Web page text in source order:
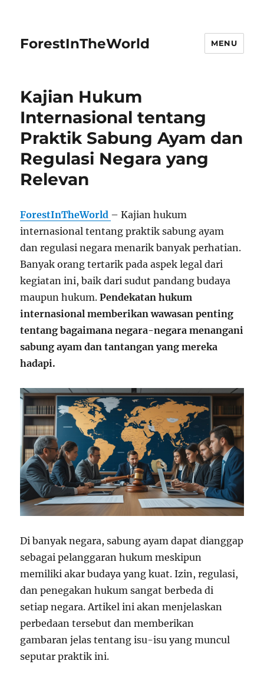
ForestInTheWorld MENU
Kajian Hukum
Internasional tentang
Praktik Sabung Ayam dan
Regulasi Negara yang
Relevan
ForestInTheWorld – Kajian hukum
internasional tentang praktik sabung ayam
dan regulasi negara menarik banyak perhatian.
Banyak orang tertarik pada aspek legal dari
kegiatan ini, baik dari sudut pandang budaya
maupun hukum.Pendekatan hukum
internasional memberikan wawasan penting
tentang bagaimana negara-negara menangani
sabung ayam dan tantangan yang mereka
hadapi.
Di banyak negara, sabung ayam dapat dianggap
sebagai pelanggaran hukum meskipun
memiliki akar budaya yang kuat. Izin, regulasi,
dan penegakan hukum sangat berbeda di
setiap negara. Artikel ini akan menjelaskan
perbedaan tersebut dan memberikan
gambaran jelas tentang isu-isu yang muncul
seputar praktik ini.